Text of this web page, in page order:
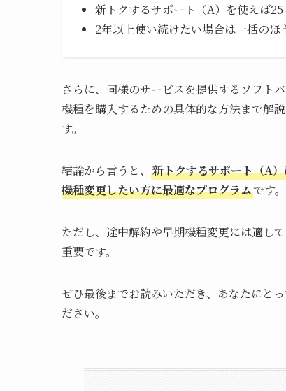
新トクするサポート（A）を使えば
2年以上使い続けたい場合は一括のほ
さらに、同様のサービスを提供するソフト
機種を購入するための具体的な方法まで解
す。
結論から言うと、 新トクするサポート（A
機種変更したい方に最適なプログラムです。
ただし、途中解約や早期機種変更には適し
重要です。
ぜひ最後までお読みいただき、あなたにと
ださい。